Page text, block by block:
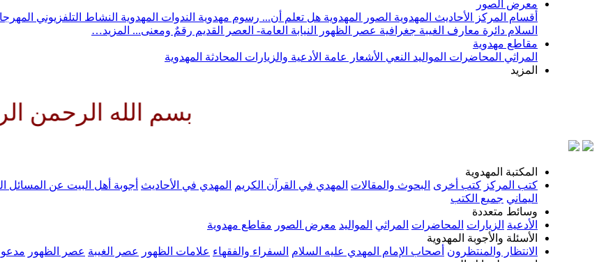
معرض الصور
أقسام المركز
الأحاديث المهدوية الصور المهدوية هل تعلم أن... رسوم مهدوية الندوات المهدوية النشاط التلفزيوني
السلام دائرة معارف الغيبة جغرافية عصر الظهور النيابة العامة- العصر القديم رقمٌ ومعنى... المزيد…
مقاطع مهدوية
المراثي المحاضرات المواليد النعي الأشعار عامة الأدعية والزيارات المحادثة المهدوية
المزيد
بسم الله الرحمن الرحيم
المكتبة المهدوية
كتب المركز كتب أخرى البحوث والمقالات المهدي في القرآن الكريم المهدي في الأحاديث أجوبة أهل البيت عن المسائل
اليماني جميع الكتب
وسائط متعددة
الأدعية الزيارات المحاضرات المراثي المواليد معرض الصور مقاطع مهدوية
الأسئلة والأجوبة المهدوية
الانتظار والمنتظرون أصحاب الإمام المهدي عليه السلام السفراء والفقهاء علامات الظهور عصر الغيبة عصر الظهور مدعو